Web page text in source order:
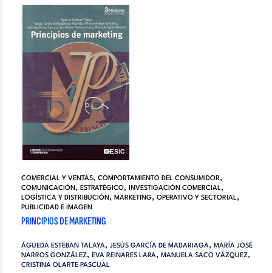
COMERCIAL Y VENTAS, COMPORTAMIENTO DEL CONSUMIDOR,
COMUNICACIÓN, ESTRATÉGICO, INVESTIGACIÓN COMERCIAL,
LOGÍSTICA Y DISTRIBUCIÓN, MARKETING, OPERATIVO Y SECTORIAL,
PUBLICIDAD E IMAGEN
PRINCIPIOS DE MARKETING
ÁGUEDA ESTEBAN TALAYA, JESÚS GARCÍA DE MADARIAGA, MARÍA JOSÉ
NARROS GONZÁLEZ, EVA REINARES LARA, MANUELA SACO VÁZQUEZ,
CRISTINA OLARTE PASCUAL